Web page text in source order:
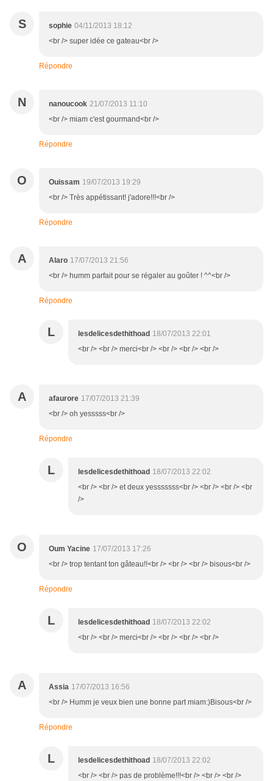
S sophie 04/11/2013 18:12
<br /> super idée ce gateau<br />
Répondre
N nanoucook 21/07/2013 11:10
<br /> miam c'est gourmand<br />
Répondre
O Ouissam 19/07/2013 19:29
<br /> Très appétissant! j'adore!!!<br />
Répondre
A Alaro 17/07/2013 21:56
<br /> humm parfait pour se régaler au goûter ! ^^<br />
Répondre
L lesdelicesdethithoad 18/07/2013 22:01
<br /> <br /> merci<br /> <br /> <br /> <br />
A afaurore 17/07/2013 21:39
<br /> oh yesssss<br />
Répondre
L lesdelicesdethithoad 18/07/2013 22:02
<br /> <br /> et deux yesssssss<br /> <br /> <br /> <br
/>
O Oum Yacine 17/07/2013 17:26
<br /> trop tentant ton gâteau!!<br /> <br /> <br /> bisous<br />
Répondre
L lesdelicesdethithoad 18/07/2013 22:02
<br /> <br /> merci<br /> <br /> <br /> <br />
A Assia 17/07/2013 16:56
<br /> Humm je veux bien une bonne part miam:)Bisous<br />
Répondre
L lesdelicesdethithoad 18/07/2013 22:02
<br /> <br /> pas de problème!!!<br /> <br /> <br />